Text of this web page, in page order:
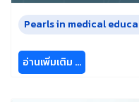
Pearls in medical
อ่านเพิ่มเติม …